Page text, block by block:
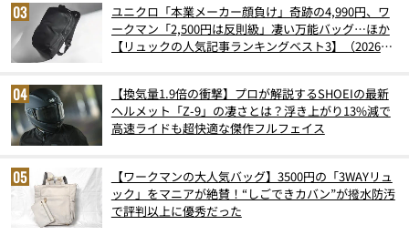
ユニクロ「本業メーカー顔負け」奇跡の4,990円、ワ
ークマン「2,500円は反則級」凄い万能バッグ…ほか
【リュックの人気記事ランキングベスト3】（2026年
【換気量1.9倍の衝撃】プロが解説するSHOEIの最新
ヘルメット「Z-9」の凄さとは？浮き上がり13%減で
高速ライドも超快適な傑作フルフェイス
【ワークマンの大人気バッグ】3500円の「3WAYリュ
ック」をマニアが絶賛！“しごできカバン”が撥水防汚
で評判以上に優秀だった